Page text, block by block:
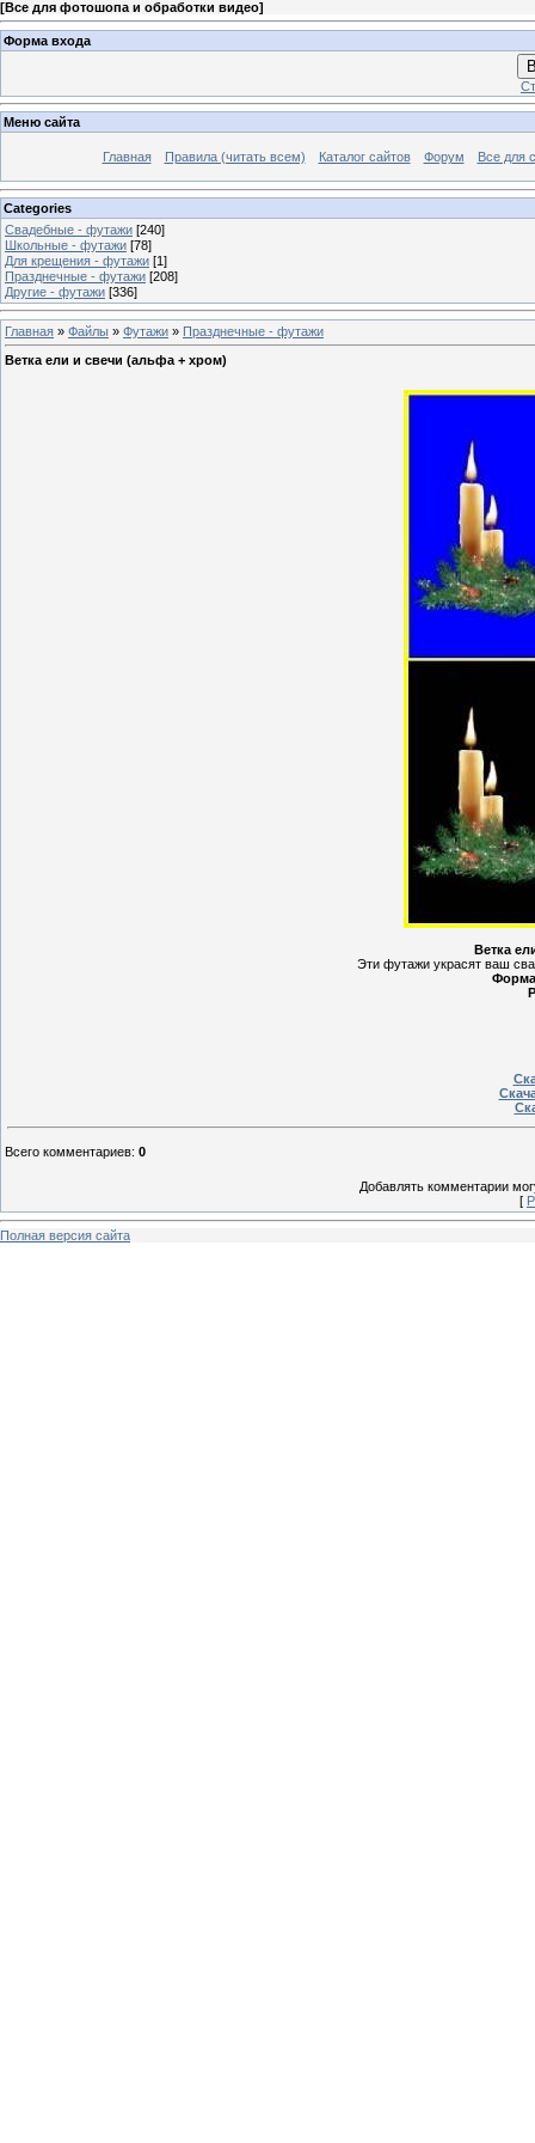
[Все для фотошопа и обработки видео]
Форма входа
Меню сайта
Главная Правила (читать всем) Каталог сайтов Форум Все для
Categories
Свадебные - футажи [240]
Школьные - футажи [78]
Для крещения - футажи [1]
Празднечные - футажи [208]
Другие - футажи [336]
Главная » Файлы » Футажи » Празднечные - футажи
Ветка ели и свечи (альфа + хром)
Ветка
Эти футажи украсят ваш
Всего комментариев: 0
Добавлять комментарии
[
Полная версия сайта